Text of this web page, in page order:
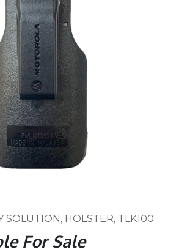
SOLUTION, HOLSTER, TLK100
For Sale